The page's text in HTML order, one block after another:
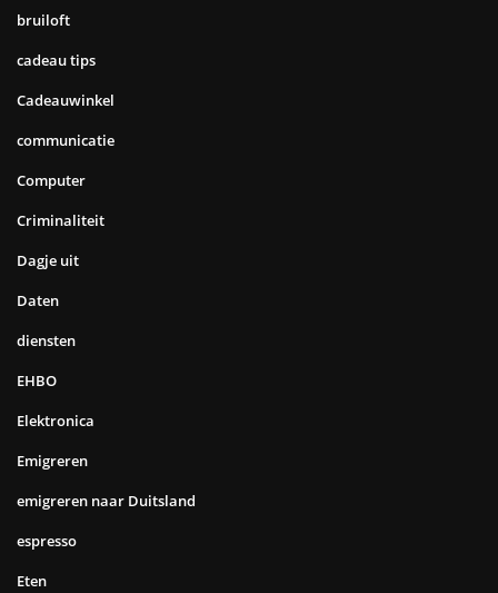
bruiloft
cadeau tips
Cadeauwinkel
communicatie
Computer
Criminaliteit
Dagje uit
Daten
diensten
EHBO
Elektronica
Emigreren
emigreren naar Duitsland
espresso
Eten